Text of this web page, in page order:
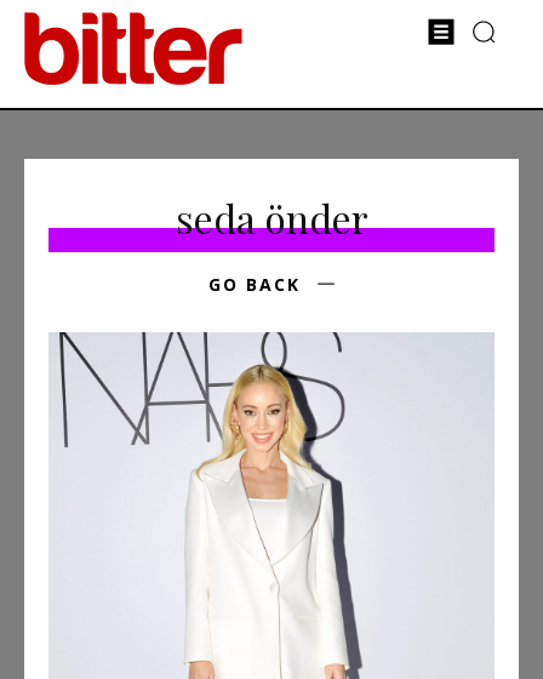
seda önder
GO BACK